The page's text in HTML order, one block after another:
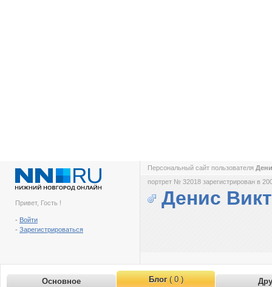
Привет, Гость !
- Войти
- Зарегистрироваться
Персональный сайт пользователя
портрет № 32018 зарегистрирован в
Денис
Основное Блог( 0 )